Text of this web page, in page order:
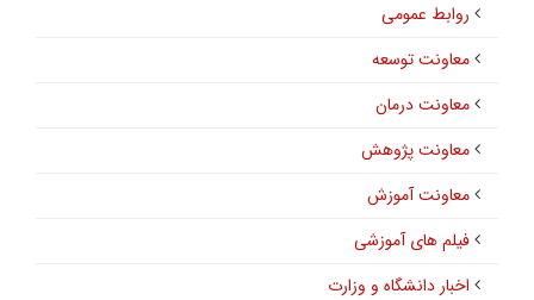
روابط عمومی
معاونت توسعه
معاونت درمان
معاونت پژوهش
معاونت آموزش
فیلم های آموزشی
اخبار دانشگاه و وزارت